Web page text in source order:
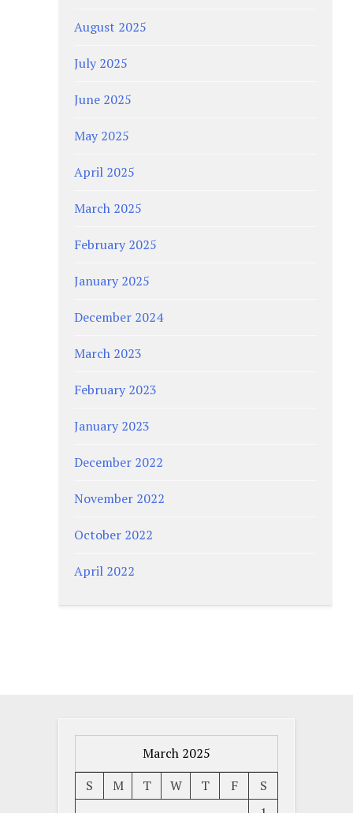
August 2025
July 2025
June 2025
May 2025
April 2025
March 2025
February 2025
January 2025
December 2024
March 2023
February 2023
January 2023
December 2022
November 2022
October 2022
April 2022
March 2025
S
M T W T F
S